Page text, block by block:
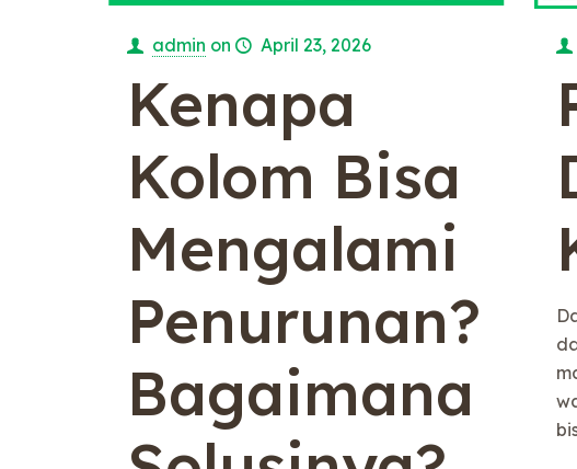
admin on April 23, 2026
Kenapa
Kolom Bisa
Mengalami
Penurunan?
Bagaimana